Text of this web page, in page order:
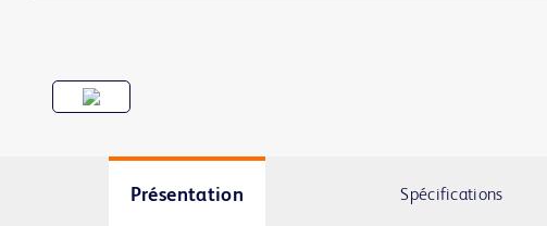
Présentation Spécifications